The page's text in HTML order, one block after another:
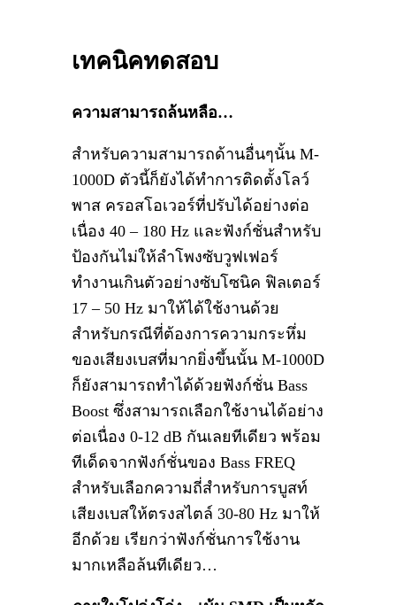
เทคนิคทดสอบ
ความสามารถล้นหลือ…
สำหรับความสามารถด้านอื่นๆนั้น M-
1000D ตัวนี้ก็ยังได้ทำการติดตั้งโลว์
พาส ครอสโอเวอร์ที่ปรับได้อย่างต่อ
เนื่อง 40 – 180 Hz และฟังก์ชั่นสำหรับ
ป้องกันไม่ให้ลำโพงซับวูฟเฟอร์
ทำงานเกินตัวอย่างซับโซนิค ฟิลเตอร์
17 – 50 Hz มาให้ได้ใช้งานด้วย
สำหรับกรณีที่ต้องการความกระหึ่ม
ของเสียงเบสที่มากยิ่งขึ้นนั้น M-1000D
ก็ยังสามารถทำได้ด้วยฟังก์ชั่น Bass
Boost ซึ่งสามารถเลือกใช้งานได้อย่าง
ต่อเนื่อง 0-12 dB กันเลยทีเดียว พร้อม
ทีเด็ดจากฟังก์ชั่นของ Bass FREQ
สำหรับเลือกความถี่สำหรับการบูสท์
เสียงเบสให้ตรงสไตล์ 30-80 Hz มาให้
อีกด้วย เรียกว่าฟังก์ชั่นการใช้งาน
มากเหลือล้นทีเดียว…